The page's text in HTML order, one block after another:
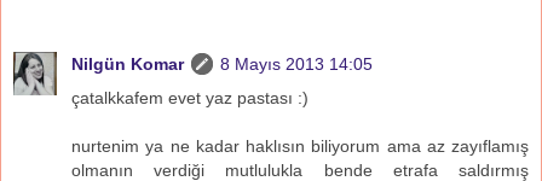
Nilgün Komar
8 Mayıs 2013 14:05
çatalkkafem evet yaz pastası :)
nurtenim ya ne kadar haklısın biliyorum ama az zayıflamış
olmanın verdiği mutlulukla bende etrafa saldırmış